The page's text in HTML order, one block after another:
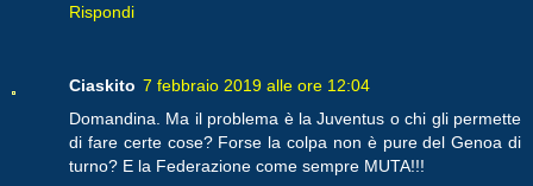
Rispondi
Ciaskito 7 febbraio 2019 alle ore 12:04
Domandina. Ma il problema è la Juventus o chi gli permette
di fare certe cose? Forse la colpa non è pure del Genoa di
turno? E la Federazione come sempre MUTA!!!